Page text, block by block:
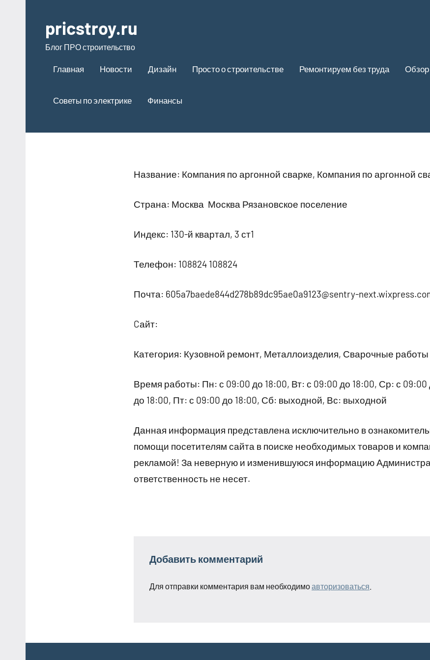
содержимому
pricstroy.ru
Блог ПРО строительство
Главная Новости Дизайн Просто о строительстве Ремонтируем без труда Обзор
Советы по электрике Финансы
Название: Компания по аргонной сварке, Компания по аргонной
Страна: Москва Москва Рязановское поселение
Индекс: 130-й квартал, 3 ст1
Телефон: 108824 108824
Почта: 605a7baede844d278b89dc95ae0a9123@sentry-
Cайт:
Категория: Кузовной ремонт, Металлоизделия, Сварочные работы
Время работы: Пн: с 09:00 до 18:00, Вт: с 09:00 до 18:00, Ср: с 09:00
до 18:00, Пт: с 09:00 до 18:00, Сб: выходной, Вс: выходной
Данная информация представлена исключительно в
помощи посетителям сайта в поиске необходимых товаров и
рекламой! За неверную и изменившуюся информацию
ответственность не несет.
Добавить комментарий
Для отправки комментария вам необходимоавторизоваться